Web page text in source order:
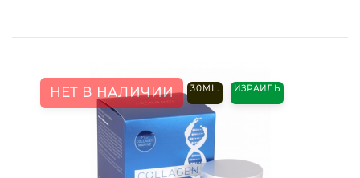
НЕТ В НАЛИЧИИ 30ML. ИЗРАИЛЬ